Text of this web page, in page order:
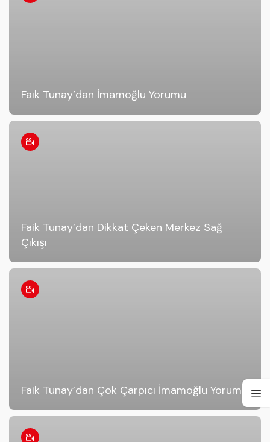
Faik Tunay’dan İmamoğlu Yorumu
Faik Tunay’dan Dikkat Çeken Merkez Sağ
Çıkışı
Faik Tunay’dan Çok Çarpıcı İmamoğlu Yorumu